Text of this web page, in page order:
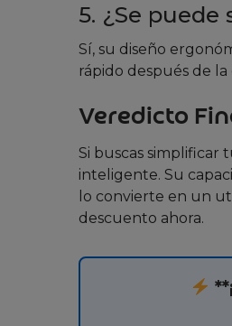
5. ¿Se
Sí, su diseño
rápido después de
Veredicto
Si buscas simplificar
inteligente. Su
lo convierte en un
descuento ahora.